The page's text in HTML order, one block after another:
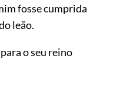
fosse cumprida
leão.
o seu reino